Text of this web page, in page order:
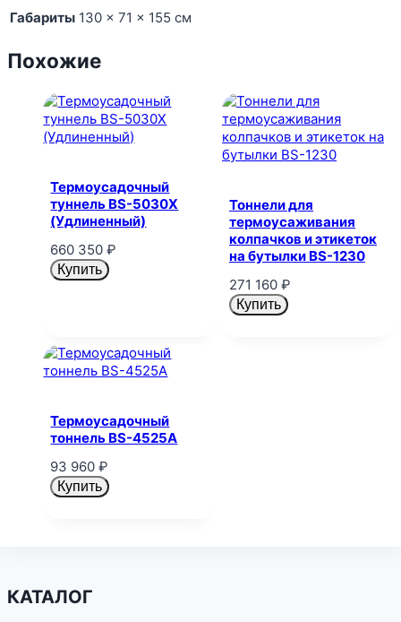
Габариты 130 × 71 × 155 см
Похожие
Термоусадочный
туннель BS-5030X
(Удлиненный)
660 350₽
Купить
Тоннели для
термоусаживания
колпачков и этикеток
на бутылки BS-1230
271 160 ₽
Купить
Термоусадочный
тоннель BS-4525A
93 960₽
Купить
КАТАЛОГ